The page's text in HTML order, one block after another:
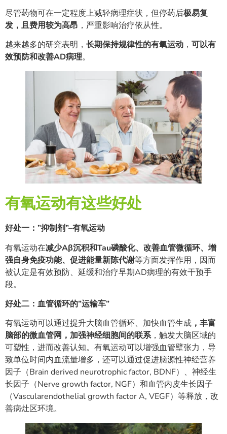
尽管药物可在一定程度上减轻病理症状，但停药后极易复
发，且费用较为高昂 ，严重影响治疗依从性。
越来越多的研究表明， 长期保持规律性的有氧运动 ， 可以有
效预防和改善AD病理。
有氧运动有这些好处
好处一：”抑制剂”–有氧运动
有氧运动在减少Aβ沉积和Tau磷酸化、改善血管微循环、增
强自身免疫功能、促进能量新陈代谢等方面发挥作用，因而
被认定是有效预防、延缓和治疗早期AD病理的有效干预手
段。
好处二：血管循环的”运输车”
有氧运动可以通过提升大脑血管循环、加快血管生成 ，丰富
脑部的微血管网，加强神经细胞间的联系，触发大脑区域的
可塑性，进而改善认知。有氧运动可以增强血管壁张力，导
致单位时间内血流量增多，还可以通过促进脑源性神经营养
因子（Brain derived neurotrophic factor, BDNF）、神经生
长因子（Nerve growth factor, NGF）和血管内皮生长因子
（Vascularendothelial growth factor A, VEGF）等释放，改
善病灶区环境。